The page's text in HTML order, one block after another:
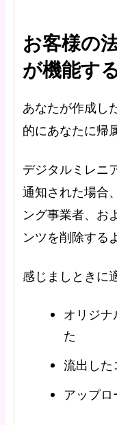
お客様の
が機能す
あなたが作成し
的にあなたに帰
デジタルミレニ
通知された場合
ング事業者、お
ンツを削除する
感じましときに
オリジナ
た
流出した
アップロ